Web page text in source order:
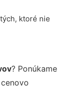
ktoré nie
? Ponúkame